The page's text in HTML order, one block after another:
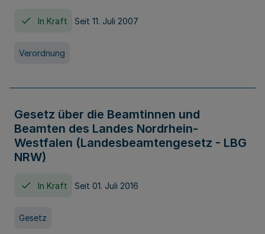
In Kraft Seit 11. Juli 2007
Verordnung
Gesetz über die Beamtinnen und
Beamten des Landes Nordrhein-
Westfalen (Landesbeamtengesetz - LBG
NRW)
In Kraft Seit 01. Juli 2016
Gesetz